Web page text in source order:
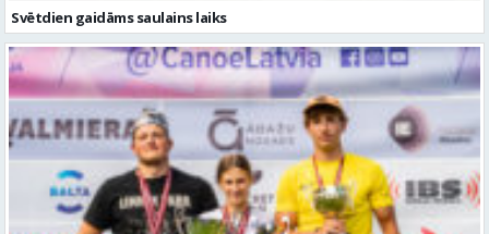
Svētdien gaidāms saulains laiks